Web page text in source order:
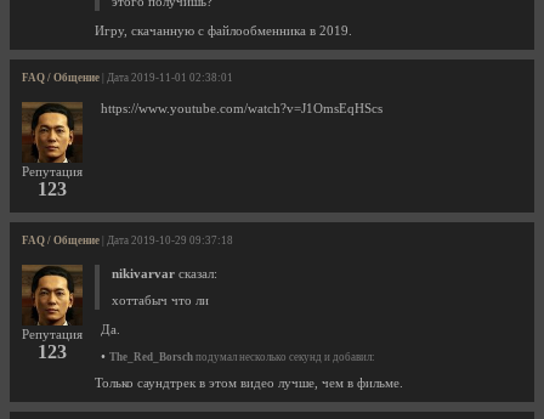
Игру, скачанную с файлообменника в 2019.
FAQ / Общение | Дата 2019-11-01 02:38:01
Репутация
123
https://www.youtube.com/watch?v=J1OmsEqHScs
FAQ / Общение | Дата 2019-10-29 09:37:18
Репутация
123
nikivarvar сказал:
хоттабыч что ли
Да.
• The_Red_Borsch подумал несколько секунд и добавил:
Только саундтрек в этом видео лучше, чем в фильме.